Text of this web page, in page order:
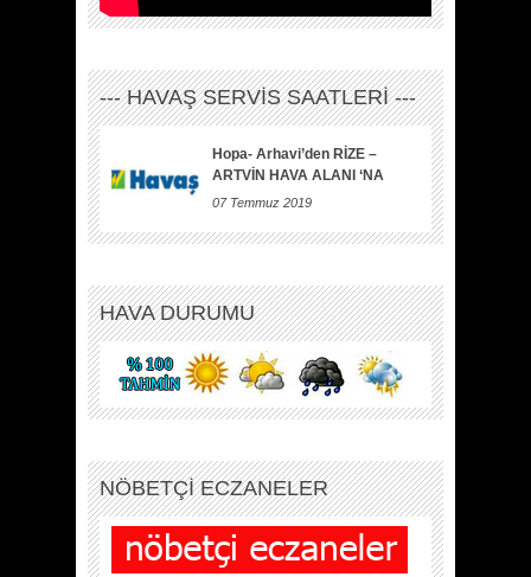
--- HAVAŞ SERVİS SAATLERİ ---
Hopa- Arhavi’den RİZE –
ARTVİN HAVA ALANI ‘NA
07 Temmuz 2019
HAVA DURUMU
NÖBETÇİ ECZANELER